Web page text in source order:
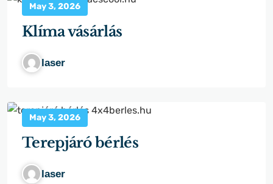
May 3, 2026
Klíma vásárlás
laser
May 3, 2026
Terepjáró bérlés
laser